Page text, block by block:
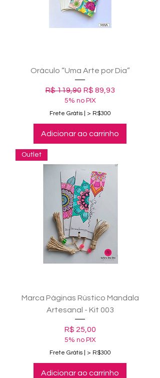
Oráculo “Uma Arte por Dia”
Preço normal
R$ 119,90 Preço promocional
R$ 89,93
5% no PIX
Frete Grátis | > R$300
Adicionar ao carrinho
Outlet
Marca Páginas Rústico Mandala
Artesanal - Kit 003
Preço
R$ 25,00
5% no PIX
Frete Grátis | > R$300
Adicionar ao carrinho